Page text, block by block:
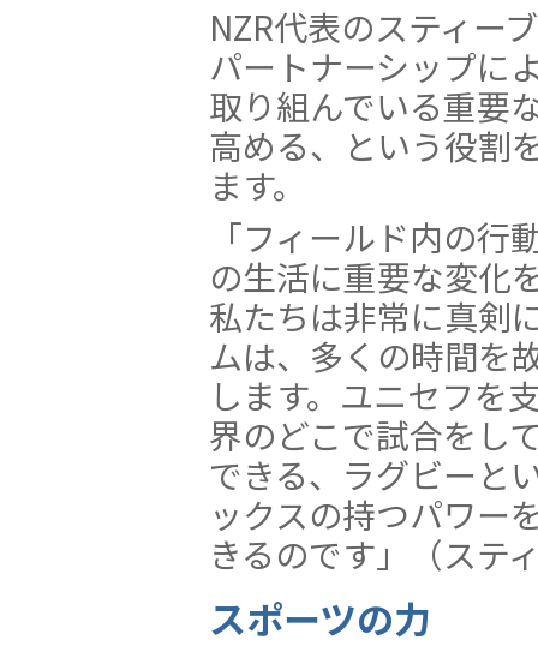
NZR代表のスティー
パートナーシップに
取り組んでいる重要
高める、という役割
ます。
「フィールド内の行
の生活に重要な変化
私たちは非常に真剣
ムは、多くの時間を
します。ユニセフを
界のどこで試合をし
できる、ラグビーと
ックスの持つパワー
きるのです」（ステ
スポーツの力